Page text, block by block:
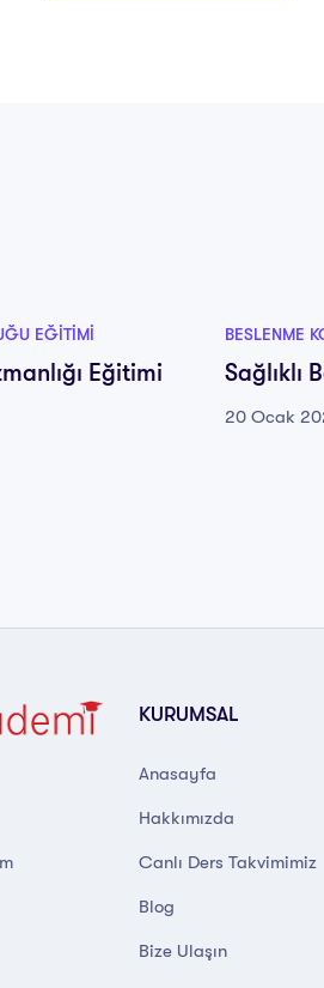
EĞITIMI
Eğitimi
BESLENME
Sağlıklı
20 Ocak
KURUMSAL
Anasayfa
Hakkımızda
Canlı Ders Takvimimiz
Blog
Bize Ulaşın